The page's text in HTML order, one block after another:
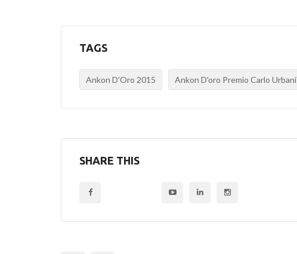
TAGS
Ankon D'Oro 2015 Ankon D'oro Premio Carlo Urbani
SHARE THIS